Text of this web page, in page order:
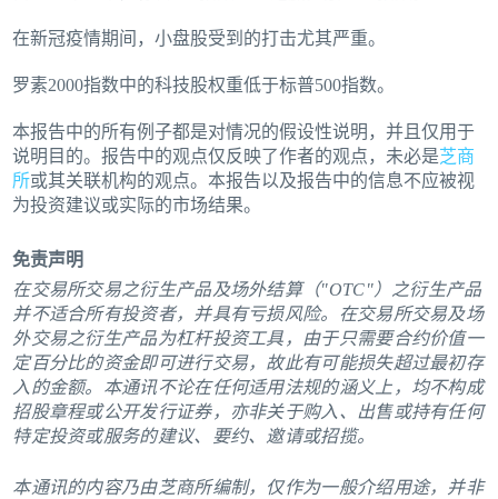
在新冠疫情期间，小盘股受到的打击尤其严重。
罗素2000指数中的科技股权重低于标普500指数。
本报告中的所有例子都是对情况的假设性说明，并且仅用于
说明目的。报告中的观点仅反映了作者的观点，未必是芝商
所或其关联机构的观点。本报告以及报告中的信息不应被视
为投资建议或实际的市场结果。
免责声明
在交易所交易之衍生产品及场外结算（"OTC"）之衍生产品
并不适合所有投资者，并具有亏损风险。在交易所交易及场
外交易之衍生产品为杠杆投资工具，由于只需要合约价值一
定百分比的资金即可进行交易，故此有可能损失超过最初存
入的金额。本通讯不论在任何适用法规的涵义上，均不构成
招股章程或公开发行证券，亦非关于购入、出售或持有任何
特定投资或服务的建议、要约、邀请或招揽。
本通讯的内容乃由芝商所编制，仅作为一般介绍用途，并非